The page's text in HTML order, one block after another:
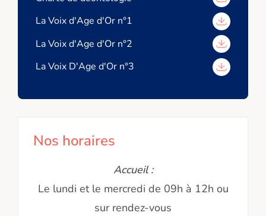
La Voix d'Age d'Or n°1
La Voix d'Age d'Or n°2
La Voix D'Age d'Or n°3
Nos horaires
Accueil :
Le lundi et le mercredi de 09h à 12h ou
sur rendez-vous